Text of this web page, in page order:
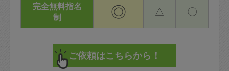
完全無料指名
制
◎ △ 〇